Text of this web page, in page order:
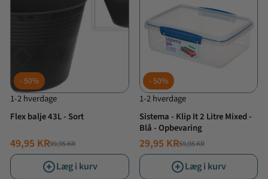
50%
1-2 hverdage
Flex balje 43L - Sort
NORMALPRIS
99,95 KR
TILBUDSPRIS
49,95 KR
Læg i kurv
50%
1-2 hverdage
Sistema - Klip It 2 Litre Mixed -
Blå - Opbevaring
NORMALPRIS
59,95 KR
TILBUDSPRIS
29,95 KR
Læg i kurv